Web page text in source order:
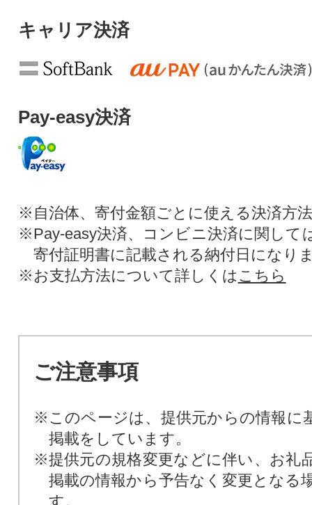
キャリア決済
Pay-easy決済
※自治体、寄付金額ごとに使える決済方
※Pay-easy決済、コンビニ決済に関して
寄付証明書に記載される納付日になり
※お支払方法について詳しくは こちら
ご注意事項
※このページは、提供元からの情報に
掲載をしています。
※提供元の規格変更などに伴い、お礼
掲載の情報から予告なく変更となる
す。